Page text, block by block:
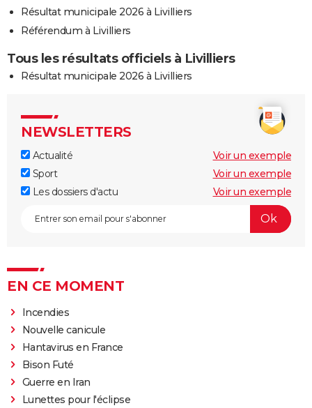
Résultat municipale 2026 à Livilliers
Référendum à Livilliers
Tous les résultats officiels à Livilliers
Résultat municipale 2026 à Livilliers
NEWSLETTERS
Actualité
Voir un exemple
Sport
Voir un exemple
Les dossiers d'actu
Voir un exemple
EN CE MOMENT
Incendies
Nouvelle canicule
Hantavirus en France
Bison Futé
Guerre en Iran
Lunettes pour l'éclipse